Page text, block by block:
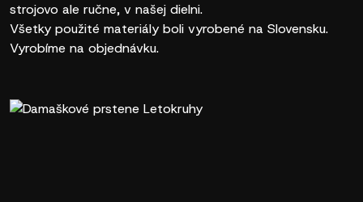
strojovo ale ručne, v našej dielni.
Všetky použité materiály boli vyrobené na Slovensku.
Vyrobíme na objednávku.